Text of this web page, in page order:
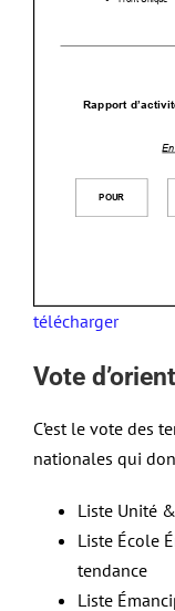
télécharger
Vote
C’est le vote des
nationales qui
Liste Unité
Liste École
tendance
Liste